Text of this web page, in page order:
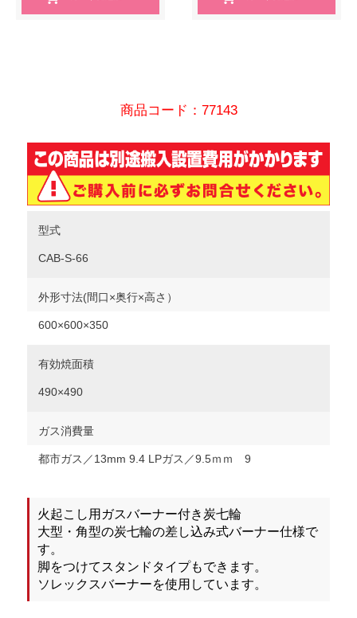
商品コード：77143
型式
CAB-S-66
外形寸法(間口×奥行×高さ）
600×600×350
有効焼面積
490×490
ガス消費量
都市ガス／13mm 9.4 LPガス／9.5ｍｍ 9
火起こし用ガスバーナー付き炭七輪
大型・角型の炭七輪の差し込み式バーナー仕様で
す。
脚をつけてスタンドタイプもできます。
ソレックスバーナーを使用しています。